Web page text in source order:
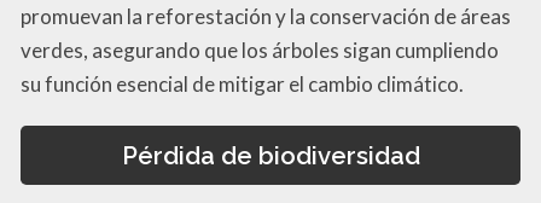
promuevan la reforestación y la conservación de áreas
verdes, asegurando que los árboles sigan cumpliendo
su función esencial de mitigar el cambio climático.
Pérdida de biodiversidad